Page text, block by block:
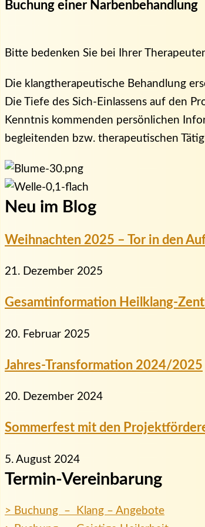
Buchung einer Narbenbehandlung
Bitte bedenken Sie bei Ihrer
Die klangtherapeutische Behandlung
Die Tiefe des Sich-Einlassens auf den
Kenntnis kommenden persönlichen
begleitenden bzw. therapeutischen
Neu im Blog
Weihnachten 2025 – Tor in den
21. Dezember 2025
Gesamtinformation Heilklang-
20. Februar 2025
Jahres-Transformation 2024/2025
20. Dezember 2024
Sommerfest mit den
5. August 2024
Termin-Vereinbarung
> Buchung – Klang – Angebote